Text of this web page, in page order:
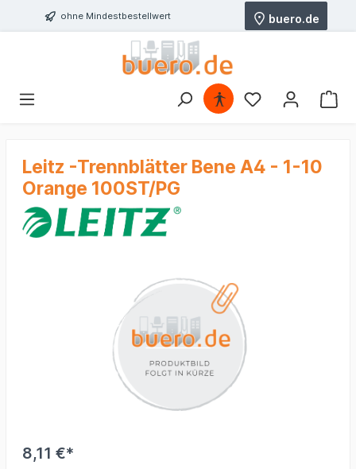
ohne Mindestbestellwert buero.de
Leitz -Trennblätter Bene A4 - 1-10
Orange 100ST/PG
8,11 €*